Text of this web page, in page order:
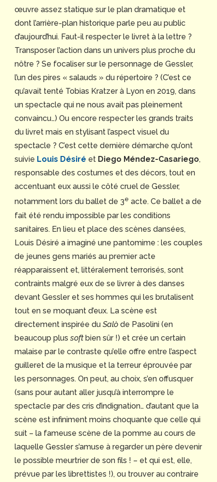
œuvre assez statique sur le plan dramatique et
dont l’arrière-plan historique parle peu au public
d’aujourd’hui. Faut-il respecter le livret à la lettre ?
Transposer l’action dans un univers plus proche du
nôtre ? Se focaliser sur le personnage de Gessler,
l’un des pires « salauds » du répertoire ? (C’est ce
qu’avait tenté Tobias Kratzer à Lyon en 2019, dans
un spectacle qui ne nous avait pas pleinement
convaincu…) Ou encore respecter les grands traits
du livret mais en stylisant l’aspect visuel du
spectacle ? C’est cette dernière démarche qu’ont
suivie Louis Désiré et Diego Méndez-Casariego,
responsable des costumes et des décors, tout en
accentuant eux aussi le côté cruel de Gessler,
notamment lors du ballet de 3e acte. Ce ballet a de
fait été rendu impossible par les conditions
sanitaires. En lieu et place des scènes dansées,
Louis Désiré a imaginé une pantomime : les couples
de jeunes gens mariés au premier acte
réapparaissent et, littéralement terrorisés, sont
contraints malgré eux de se livrer à des danses
devant Gessler et ses hommes qui les brutalisent
tout en se moquant d’eux. La scène est
directement inspirée du Salò de Pasolini (en
beaucoup plussoftbien sûr !) et crée un certain
malaise par le contraste qu’elle offre entre l’aspect
guilleret de la musique et la terreur éprouvée par
les personnages. On peut, au choix, s’en offusquer
(sans pour autant aller jusqu’à interrompre le
spectacle par des cris d’indignation… d’autant que la
scène est infiniment moins choquante que celle qui
suit – la fameuse scène de la pomme au cours de
laquelle Gessler s’amuse à regarder un père devenir
le possible meurtrier de son fils ! – et qui est, elle,
prévue par les librettistes !), ou trouver au contraire